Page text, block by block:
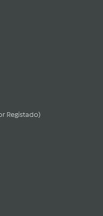
Registado)